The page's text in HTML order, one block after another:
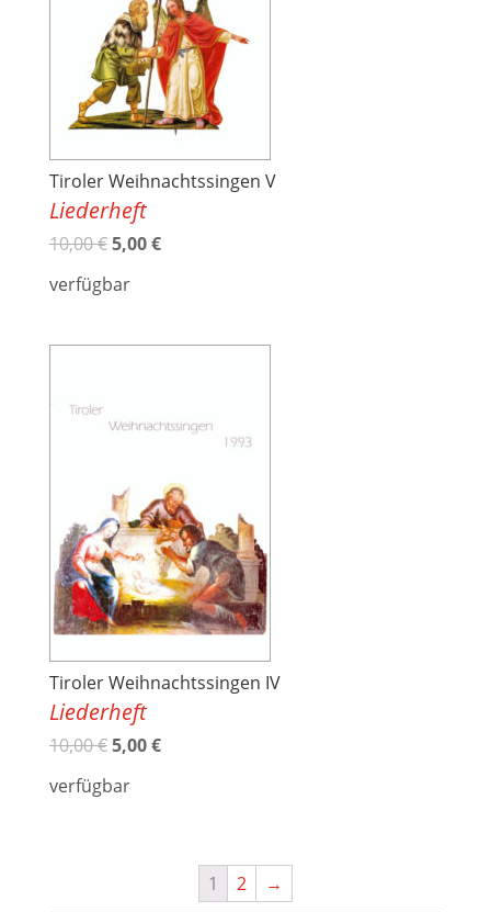
Tiroler Weihnachtssingen V
Liederheft
10,00€5,00€
verfügbar
Tiroler Weihnachtssingen IV
Liederheft
10,00€5,00€
verfügbar
1 2 →